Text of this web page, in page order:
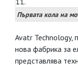
Първата кола на
Avatr Technology,
нова фабрика за
представлява